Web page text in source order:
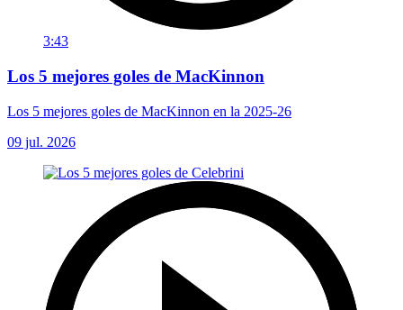
3:43
Los 5 mejores goles de MacKinnon
Los 5 mejores goles de MacKinnon en la 2025-26
09 jul. 2026